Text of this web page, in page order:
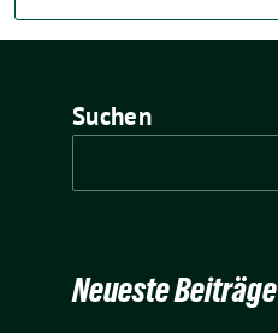
Suchen
Neueste Beiträge